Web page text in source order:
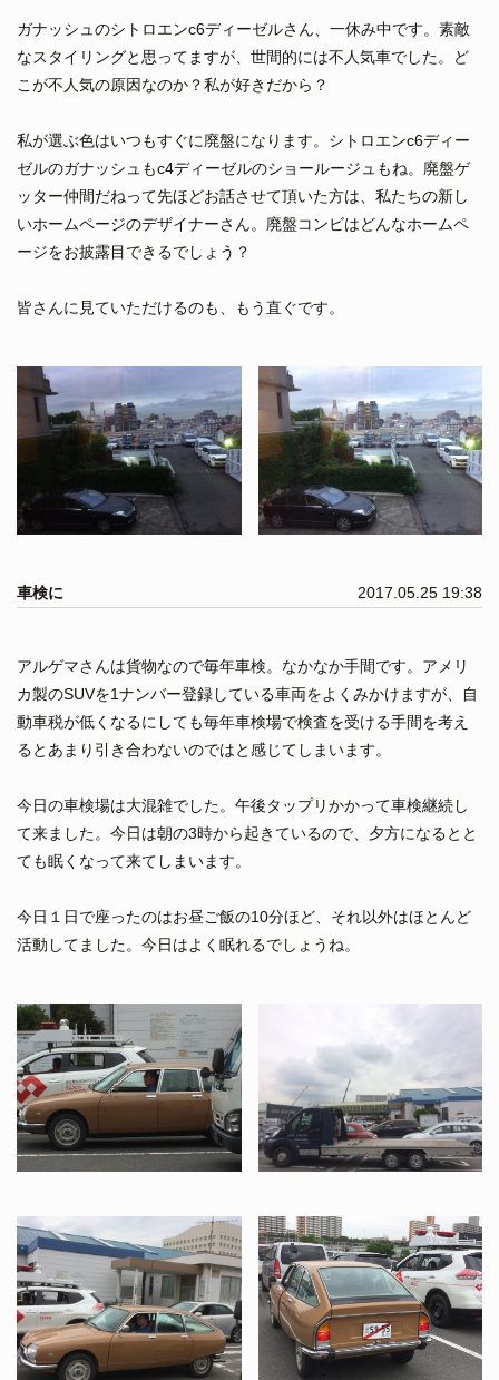
ガナッシュのシトロエンc6ディーゼルさん、一休み中です。素敵
なスタイリングと思ってますが、世間的には不人気車でした。ど
こが不人気の原因なのか？私が好きだから？
私が選ぶ色はいつもすぐに廃盤になります。シトロエンc6ディー
ゼルのガナッシュもc4ディーゼルのショールージュもね。廃盤ゲ
ッター仲間だねって先ほどお話させて頂いた方は、私たちの新し
いホームページのデザイナーさん。廃盤コンビはどんなホームペ
ージをお披露目できるでしょう？
皆さんに見ていただけるのも、もう直ぐです。
車検に 2017.05.25 19:38
アルゲマさんは貨物なので毎年車検。なかなか手間です。アメリ
カ製のSUVを1ナンバー登録している車両をよくみかけますが、自
動車税が低くなるにしても毎年車検場で検査を受ける手間を考え
るとあまり引き合わないのではと感じてしまいます。
今日の車検場は大混雑でした。午後タップリかかって車検継続し
て来ました。今日は朝の3時から起きているので、夕方になるとと
ても眠くなって来てしまいます。
今日１日で座ったのはお昼ご飯の10分ほど、それ以外はほとんど
活動してました。今日はよく眠れるでしょうね。